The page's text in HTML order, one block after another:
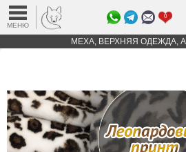
МЕНЮ
0
МЕХА, ВЕРХНЯЯ ОДЕЖДА,